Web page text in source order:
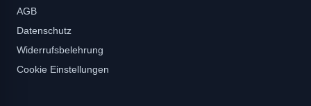
AGB
Datenschutz
Widerrufsbelehrung
Cookie Einstellungen